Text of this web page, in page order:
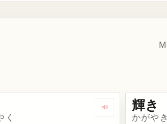
輝度 Dengarkan
く
輝き
かがやき